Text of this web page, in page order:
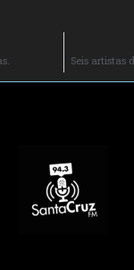
Seis artistas